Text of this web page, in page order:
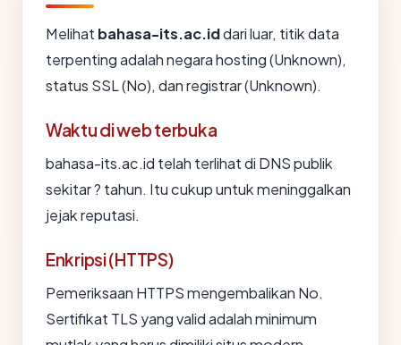
Melihat bahasa-its.ac.iddari luar, titik data
terpenting adalah negara hosting (Unknown),
status SSL (No), dan registrar (Unknown).
Waktu di web terbuka
bahasa-its.ac.id telah terlihat di DNS publik
sekitar ? tahun. Itu cukup untuk meninggalkan
jejak reputasi.
Enkripsi (HTTPS)
Pemeriksaan HTTPS mengembalikan No.
Sertifikat TLS yang valid adalah minimum